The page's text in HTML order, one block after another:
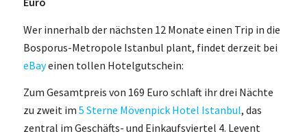
Wer innerhalb der nächsten 12 Monate einen Trip in die
Bosporus-Metropole Istanbul plant, findet derzeit bei
eBayeinen tollen Hotelgutschein:
Zum Gesamtpreis von 169 Euro schlaft ihr drei Nächte
zu zweit im 5 Sterne Mövenpick Hotel Istanbul, das
zentral im Geschäfts- und Einkaufsviertel 4. Levent